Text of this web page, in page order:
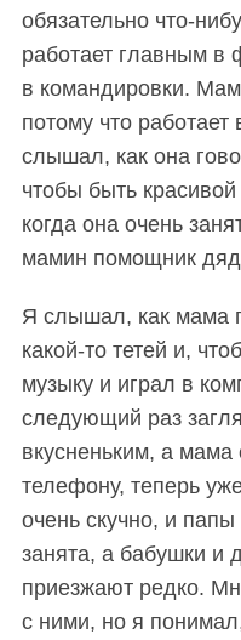
обязательно что-
работает главным в
в командировки.
потому что
слышал, как она
чтобы быть
когда она очень
мамин помощник
Я слышал, как мама
какой-то тетей и,
музыку и играл в
следующий раз
вкусненьким, а мама
телефону, теперь
очень скучно, и
занята, а бабушки и
приезжают редко.
с ними, но я